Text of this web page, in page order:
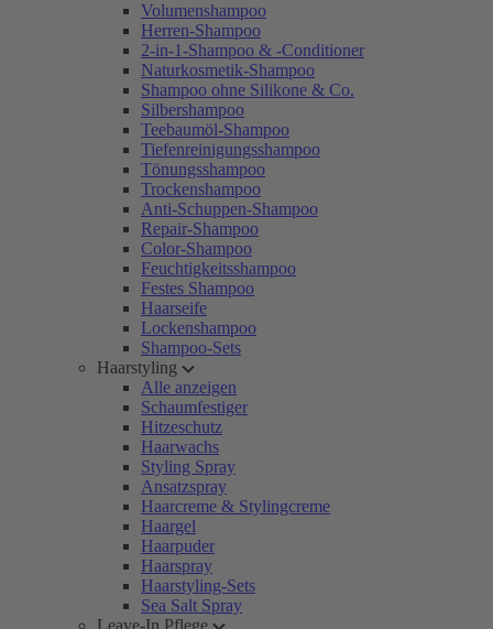
Volumenshampoo
Herren-Shampoo
2-in-1-Shampoo & -Conditioner
Naturkosmetik-Shampoo
Shampoo ohne Silikone & Co.
Silbershampoo
Teebaumöl-Shampoo
Tiefenreinigungsshampoo
Tönungsshampoo
Trockenshampoo
Anti-Schuppen-Shampoo
Repair-Shampoo
Color-Shampoo
Feuchtigkeitsshampoo
Festes Shampoo
Haarseife
Lockenshampoo
Shampoo-Sets
Haarstyling
Alle anzeigen
Schaumfestiger
Hitzeschutz
Haarwachs
Styling Spray
Ansatzspray
Haarcreme & Stylingcreme
Haargel
Haarpuder
Haarspray
Haarstyling-Sets
Sea Salt Spray
Leave-In Pflege